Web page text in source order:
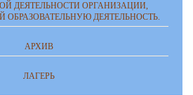
ДЕЯТЕЛЬНОСТИ ОРГАНИЗАЦИИ,
ДЕЯТЕЛЬНОСТЬ.
АРХИВ
ЛАГЕРЬ